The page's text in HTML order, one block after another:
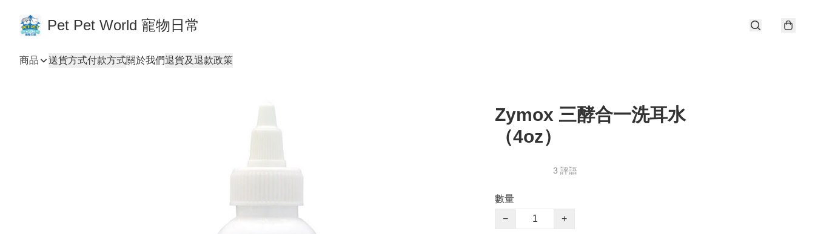
Pet Pet World 寵物日常
商品 送貨方式付款方式關於我們退貨及退款政策
Zymox 三酵合一洗耳水
（4oz）
3 評語
數量
−
+